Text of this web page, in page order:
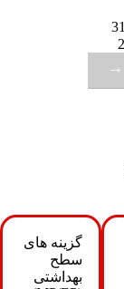
گزینه های
سطح
بهداشتی